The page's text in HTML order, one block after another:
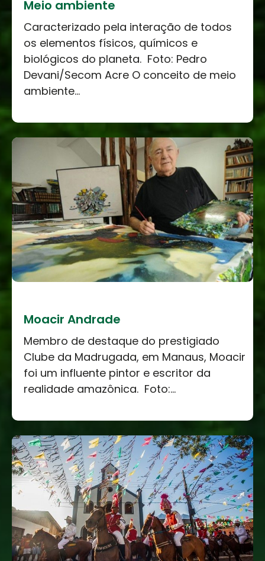
Meio ambiente
Caracterizado pela interação de todos
os elementos físicos, químicos e
biológicos do planeta. Foto: Pedro
Devani/Secom Acre O conceito de meio
ambiente...
Moacir Andrade
Membro de destaque do prestigiado
Clube da Madrugada, em Manaus, Moacir
foi um influente pintor e escritor da
realidade amazônica. Foto:...